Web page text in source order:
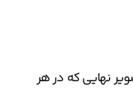
نهایی که در هر